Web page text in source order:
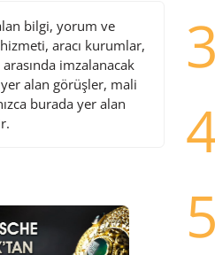
bilgi, yorum ve
hizmeti, aracı kurumlar,
imzalanacak
yer alan görüşler, mali
burada yer alan
3
5